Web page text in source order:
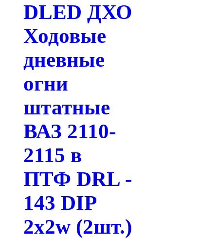
DLED ДХО
Ходовые
дневные
огни
штатные
ВАЗ 2110-
2115 в
ПТФ DRL -
143 DIP
2x2w (2шт.)